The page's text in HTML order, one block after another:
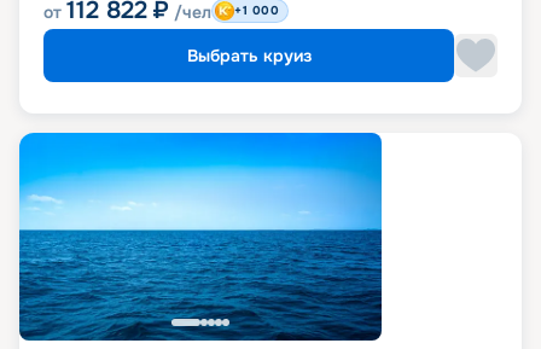
от 112 822 ₽ /чел +1 000
Выбрать круиз